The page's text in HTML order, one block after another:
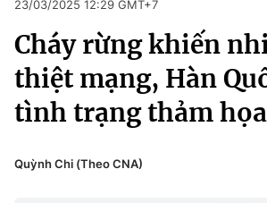
Chuyên mục
Chính trị
Xã hội
Pháp luật
Pháp luật
Kinh tế
Thể thao
Truyền hình
Văn hóa - Giải trí
Công nghệ
23/03/2025 12:29 GMT+7
Cháy rừng khiến
thiệt mạng, Hàn
tình trạng thảm
Quỳnh Chi (Theo CNA)